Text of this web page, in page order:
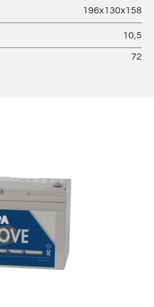
196x130x158
10,5
72